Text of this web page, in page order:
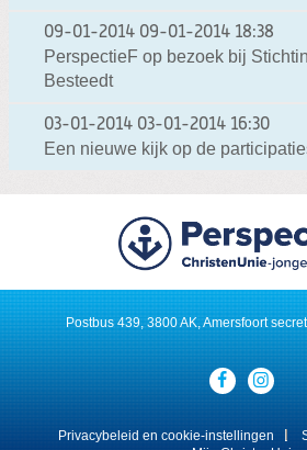
09-01-2014 09-01-2014 18:38
PerspectieF op bezoek bij
Besteedt
03-01-2014 03-01-2014 16:30
Een nieuwe kijk op de
Postbus 439, 3800 AK, Amersfoort
mediaPrivacybeleid en cookie-instellingen